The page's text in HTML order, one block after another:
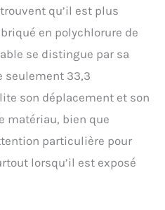
sa forme au spa,
et dégonflages
à l'intérieur
l'année grâce au
FREEZE SHIELD
le gel Installation
et facile grâce à la
qu’il est plus
en polychlorure de
se distingue par sa
seulement 33,3
son déplacement et son
matériau, bien que
particulière pour
lorsqu’il est exposé